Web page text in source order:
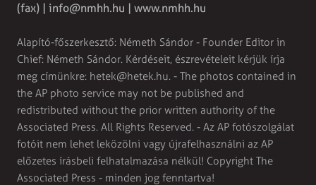
(fax) | info@nmhh.hu | www.nmhh.hu
Alapító-főszerkesztő: Németh Sándor - Founder Editor in
Chief: Németh Sándor. Kérdéseit, észrevételeit kérjük írja
meg címünkre: hetek@hetek.hu. - The photos contained in
the AP photo service may not be published and
redistributed without the prior written authority of the
Associated Press. All Rights Reserved. - Az AP fotószolgálat
fotóit nem lehet leközölni vagy újrafelhasználni az AP
előzetes írásbeli felhatalmazása nélkül! Copyright The
Associated Press - minden jog fenntartva!